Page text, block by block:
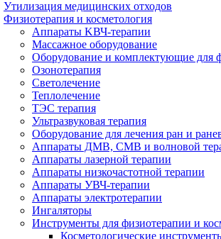
Утилизация медицинских отходов
Физиотерапия и косметология
Аппараты KВЧ-терапии
Массажное оборудование
Оборудование и комплектующие для
Озонотерапия
Светолечение
Теплолечение
ТЭС терапия
Ультразвуковая терапия
Оборудование для лечения ран и
Аппараты ДМВ, СМВ и волновой
Аппараты лазерной терапии
Аппараты низкочастотной терапии
Аппараты УВЧ-терапии
Аппараты электротерапии
Ингаляторы
Инструменты для физиотерапии и
Косметологические